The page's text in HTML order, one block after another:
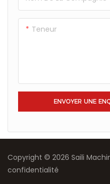
Teneur
ENVOYER UNE
Copyright © 2026 Saili
confidentialité